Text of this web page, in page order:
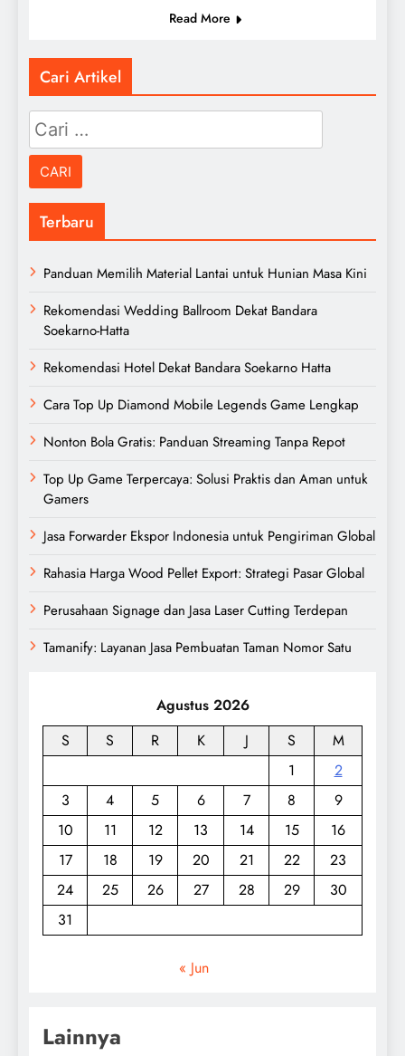
Read More
Cari Artikel
Cari
untuk:
Terbaru
Panduan Memilih Material Lantai untuk Hunian Masa Kini
Rekomendasi Wedding Ballroom Dekat Bandara
Soekarno-Hatta
Rekomendasi Hotel Dekat Bandara Soekarno Hatta
Cara Top Up Diamond Mobile Legends Game Lengkap
Nonton Bola Gratis: Panduan Streaming Tanpa Repot
Top Up Game Terpercaya: Solusi Praktis dan Aman untuk
Gamers
Jasa Forwarder Ekspor Indonesia untuk Pengiriman Global
Rahasia Harga Wood Pellet Export: Strategi Pasar Global
Perusahaan Signage dan Jasa Laser Cutting Terdepan
Tamanify: Layanan Jasa Pembuatan Taman Nomor Satu
Agustus 2026
S
S R K J S
M
1
2
3
4 5 6 7 8
9
10
11 12 13 14 15
16
17
18 19 20 21 22
23
24
25 26 27 28 29
30
31
« Jun
Lainnya